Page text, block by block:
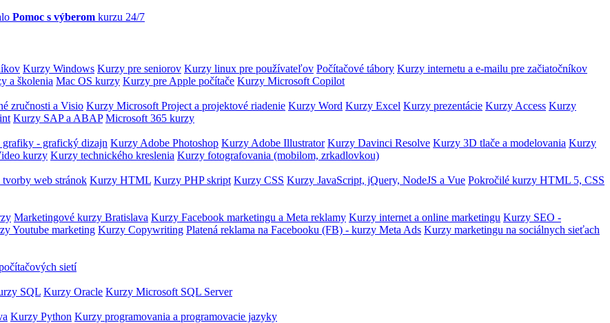
Pomoc s výberom kurzu 24/7
Kurzy Windows Kurzy pre seniorov Kurzy linux pre používateľov Počítačové tábory Kurzy internetu a e-mailu pre začiatočníkov
a školenia Mac OS kurzy Kurzy pre Apple počítače Kurzy Microsoft Copilot
zručnosti a Visio Kurzy Microsoft Project a projektové riadenie Kurzy Word Kurzy Excel Kurzy prezentácie Kurzy Access Kurzy
Kurzy SAP a ABAP Microsoft 365 kurzy
- grafický dizajn Kurzy Adobe Photoshop Kurzy Adobe Illustrator Kurzy Davinci Resolve Kurzy 3D tlače a modelovania Kurzy
kurzy Kurzy technického kreslenia Kurzy fotografovania (mobilom, zrkadlovkou)
web stránok Kurzy HTML Kurzy PHP skript Kurzy CSS Kurzy JavaScript, jQuery, NodeJS a Vue Pokročilé kurzy HTML 5, CSS
Marketingové kurzy Bratislava Kurzy Facebook marketingu a Meta reklamy Kurzy internet a online marketingu Kurzy SEO -
Youtube marketing Kurzy Copywriting Platená reklama na Facebooku (FB) - kurzy Meta Ads Kurzy marketingu na sociálnych sieťach
sietí
SQL Kurzy Oracle Kurzy Microsoft SQL Server
Kurzy Python Kurzy programovania a programovacie jazyky